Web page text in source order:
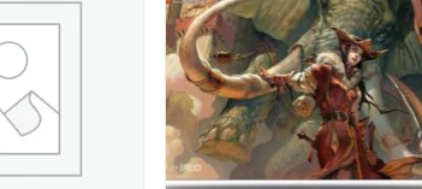
Añadir